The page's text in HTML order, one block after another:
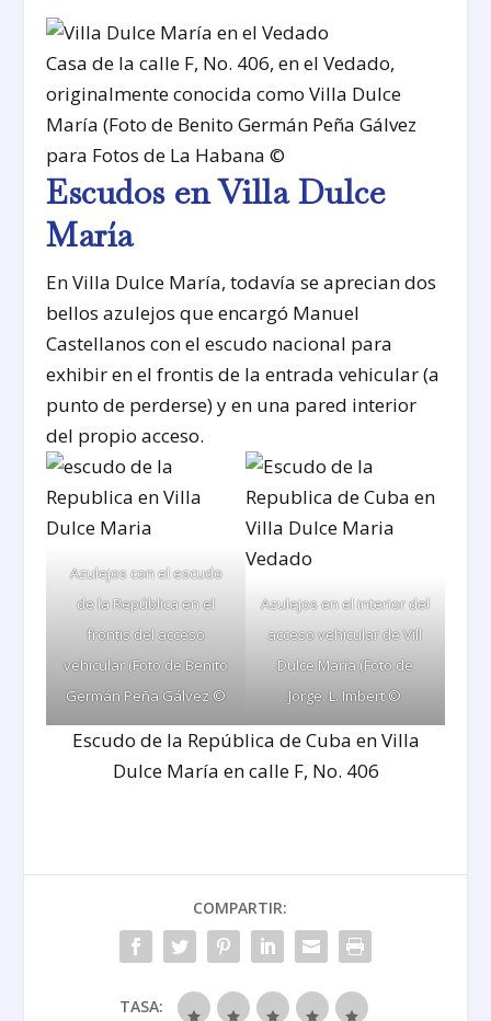
Casa de la calle F, No. 406, en el Vedado,
originalmente conocida como Villa Dulce
María (Foto de Benito Germán Peña Gálvez
para Fotos de La Habana ©
Escudos en Villa Dulce
María
En Villa Dulce María, todavía se aprecian dos
bellos azulejos que encargó Manuel
Castellanos con el escudo nacional para
exhibir en el frontis de la entrada vehicular (a
punto de perderse) y en una pared interior
del propio acceso.
Azulejos con el escudo
de la República en el
frontis del acceso
vehicular (Foto de Benito
Germán Peña Gálvez ©
Azulejos en el interior del
acceso vehicular de Vill
Dulce María (Foto de
Jorge. L. Imbert ©
Escudo de la República de Cuba en Villa
Dulce María en calle F, No. 406
COMPARTIR:
TASA: